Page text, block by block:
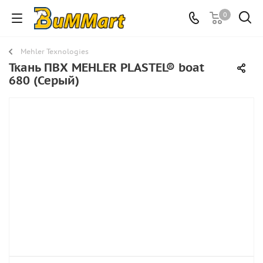
0
Mehler Texnologies
Ткань ПВХ MEHLER PLASTEL® boat
680 (Серый)